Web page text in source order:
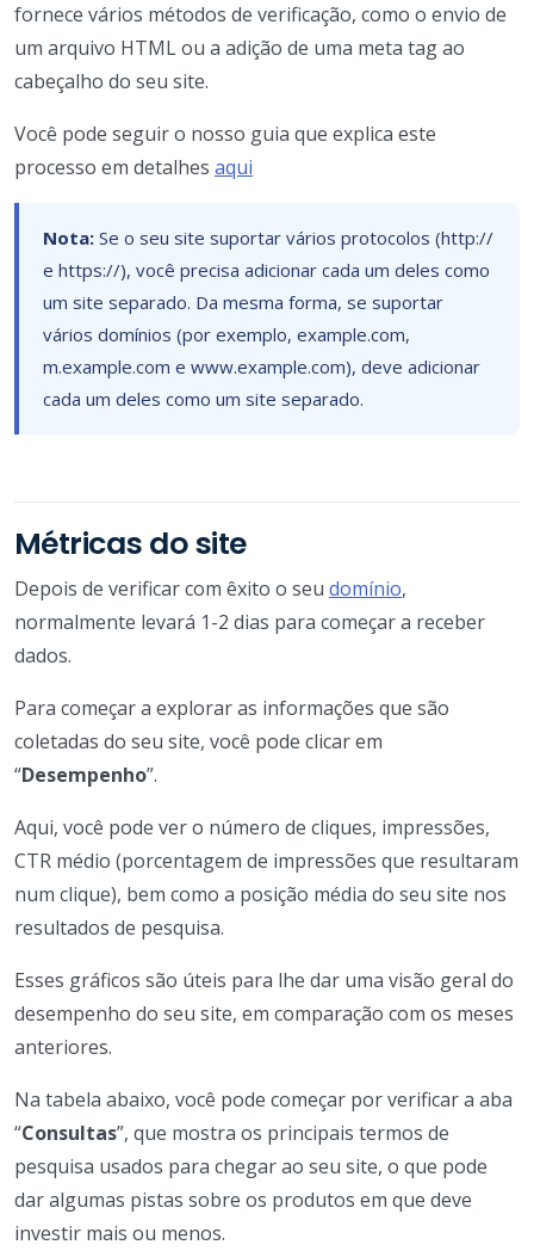
fornece vários métodos de verificação, como o envio de
um arquivo HTML ou a adição de uma meta tag ao
cabeçalho do seu site.
Você pode seguir o nosso guia que explica este
processo em detalhes aqui
Nota: Se o seu site suportar vários protocolos (http://
e https://), você precisa adicionar cada um deles como
um site separado. Da mesma forma, se suportar
vários domínios (por exemplo, example.com,
m.example.com e www.example.com), deve adicionar
cada um deles como um site separado.
Métricas do site
Depois de verificar com êxito o seu domínio,
normalmente levará 1-2 dias para começar a receber
dados.
Para começar a explorar as informações que são
coletadas do seu site, você pode clicar em
“Desempenho”.
Aqui, você pode ver o número de cliques, impressões,
CTR médio (porcentagem de impressões que resultaram
num clique), bem como a posição média do seu site nos
resultados de pesquisa.
Esses gráficos são úteis para lhe dar uma visão geral do
desempenho do seu site, em comparação com os meses
anteriores.
Na tabela abaixo, você pode começar por verificar a aba
“Consultas”, que mostra os principais termos de
pesquisa usados para chegar ao seu site, o que pode
dar algumas pistas sobre os produtos em que deve
investir mais ou menos.